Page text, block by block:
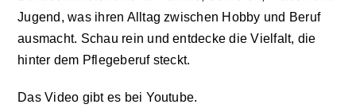
Downloads
Erfahrungsberichte
Jugend, was ihren Alltag zwischen Hobby und Beruf
ausmacht. Schau rein und entdecke die Vielfalt, die
hinter dem Pflegeberuf steckt.
Das Video gibt es bei Youtube.